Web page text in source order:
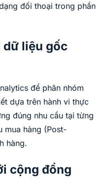
đối thoại trong phần
dữ liệu gốc
để phân nhóm
dựa trên hành vi thực
đúng nhu cầu tại từng
mua hàng (Post-
hàng.
cộng đồng